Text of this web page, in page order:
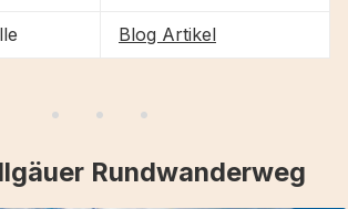
Blog Artikel
Rundwanderweg